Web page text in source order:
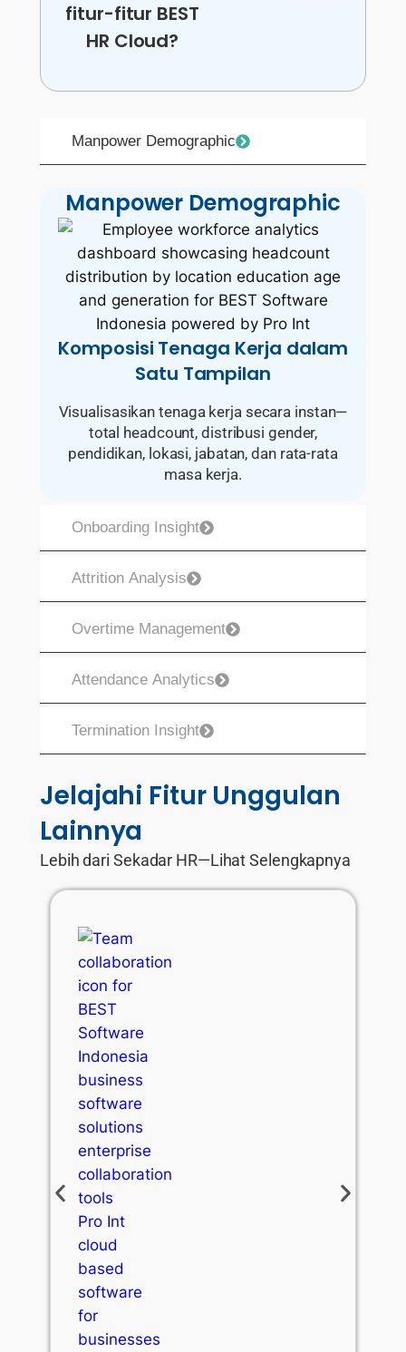
fitur-fitur BEST
HR Cloud?
Manpower Demographic
Onboarding Insight
Attrition Analysis
Overtime Management
Attendance Analytics
Termination Insight
Manpower Demographic
Komposisi Tenaga Kerja dalam
Satu Tampilan
Visualisasikan tenaga kerja secara instan—
total headcount, distribusi gender,
pendidikan, lokasi, jabatan, dan rata-rata
masa kerja.
Jelajahi Fitur Unggulan
Lainnya
Lebih dari Sekadar HR—Lihat Selengkapnya
Payroll Management
Hitung gaji otomatis dan sesuai aturan.
Penggajian lengkap dan akurat—dari